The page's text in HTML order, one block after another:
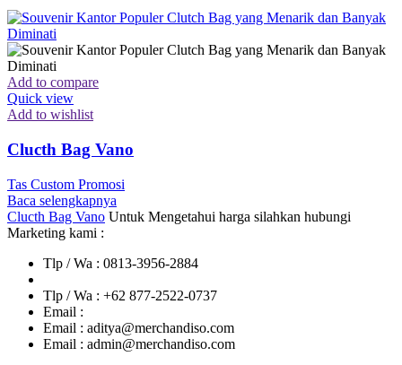
Add to compare
Quick view
Add to wishlist
Clucth Bag Vano
Tas Custom Promosi
Baca selengkapnya
Clucth Bag Vano Untuk Mengetahui harga silahkan hubungi
Marketing kami :
Tlp / Wa : 0813-3956-2884
Tlp / Wa : +62 877-2522-0737
Email :
Email : aditya@merchandiso.com
Email : admin@merchandiso.com